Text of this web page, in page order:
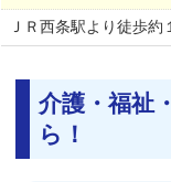
ＪＲ西条駅より徒歩約
介護・福祉
ら！